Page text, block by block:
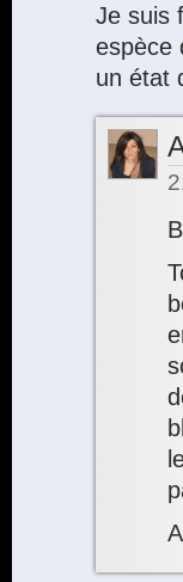
Je suis
espèce
un état